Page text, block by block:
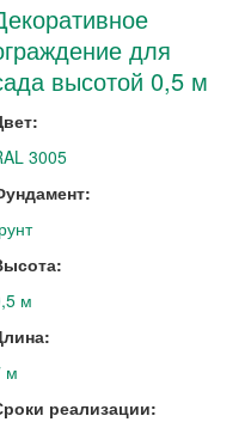
для
высотой 0,5 м
3005
м
м
реализации: